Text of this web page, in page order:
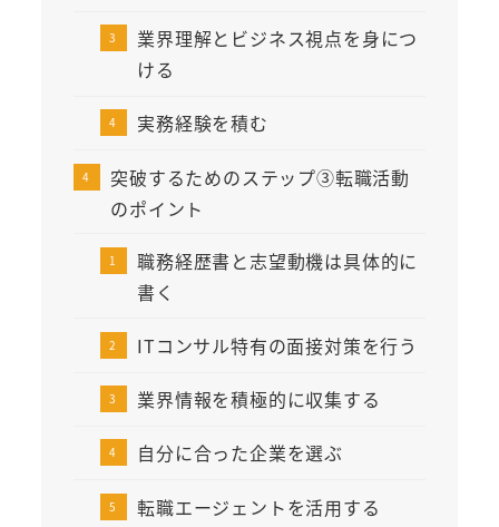
業界理解とビジネス視点を身につ
ける
実務経験を積む
突破するためのステップ③転職活動
のポイント
職務経歴書と志望動機は具体的に
書く
ITコンサル特有の面接対策を行う
業界情報を積極的に収集する
自分に合った企業を選ぶ
転職エージェントを活用する